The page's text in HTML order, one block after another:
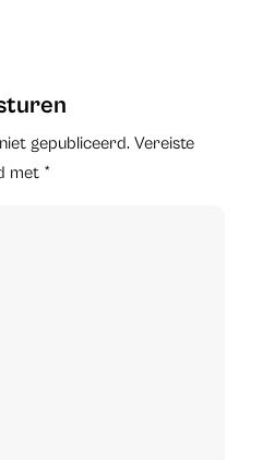
gepubliceerd. Vereiste
met *